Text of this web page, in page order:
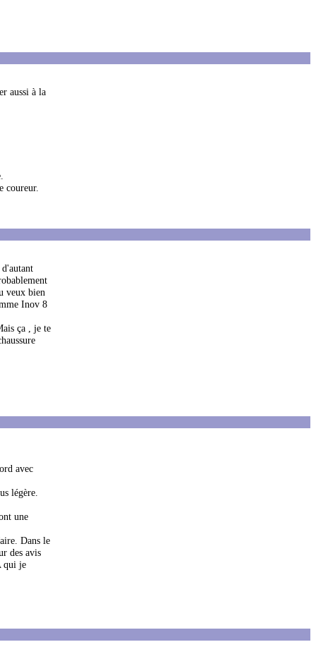
aussi à la
coureur.
veux bien
Inov 8
ça , je te
avec
légère.
une
Dans le
des avis
qui je